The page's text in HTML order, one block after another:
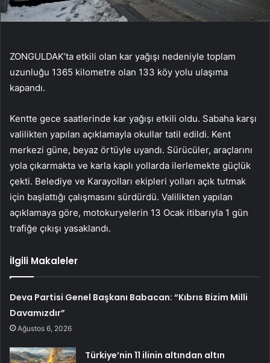
ZONGULDAK’ta etkili olan kar yağışı nedeniyle toplam
uzunluğu 1365 kilometre olan 133 köy yolu ulaşıma
kapandı.
Kentte gece saatlerinde kar yağışı etkili oldu. Sabaha karşı
valilikten yapılan açıklamayla okullar tatil edildi. Kent
merkezi güne, beyaz örtüyle uyandı. Sürücüler, araçlarını
yola çıkarmakta ve karla kaplı yollarda ilerlemekte güçlük
çekti. Belediye ve Karayolları ekipleri yolları açık tutmak
için başlattığı çalışmasını sürdürdü. Valilikten yapılan
açıklamaya göre, motokuryelerin 13 Ocak itibarıyla 1 gün
trafiğe çıkışı yasaklandı.
İlgili Makaleler
Deva Partisi Genel Başkanı Babacan: “Kıbrıs Bizim Milli
Davamızdır”
Ağustos 6, 2026
Türkiye’nin 11 ilinin altından altın